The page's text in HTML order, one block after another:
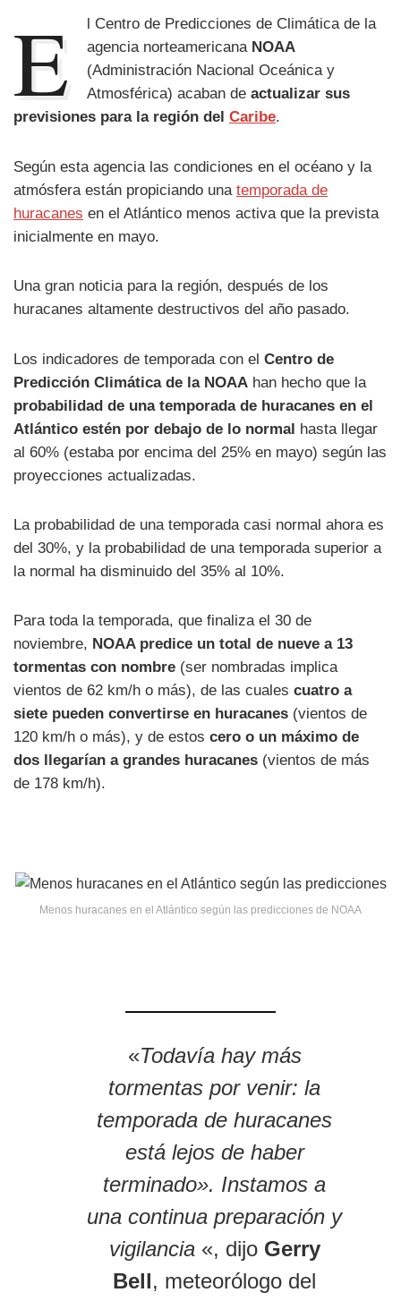
E
l Centro de Predicciones de Climática de la
agencia norteamericana NOAA
(Administración Nacional Oceánica y
Atmosférica) acaban deactualizar sus
previsiones para la región del Caribe.
Según esta agencia las condiciones en el océano y la
atmósfera están propiciando una temporada de
huracanes en el Atlántico menos activa que la prevista
inicialmente en mayo.
Una gran noticia para la región, después de los
huracanes altamente destructivos del año pasado.
Los indicadores de temporada con el Centro de
Predicción Climática de la NOAA han hecho que la
probabilidad de una temporada de huracanes en el
Atlántico estén por debajo de lo normal hasta llegar
al 60% (estaba por encima del 25% en mayo) según las
proyecciones actualizadas.
La probabilidad de una temporada casi normal ahora es
del 30%, y la probabilidad de una temporada superior a
la normal ha disminuido del 35% al ​​10%.
Para toda la temporada, que finaliza el 30 de
noviembre, NOAA predice un total de nueve a 13
tormentas con nombre (ser nombradas implica
vientos de 62 km/h o más), de las cuales cuatro a
siete pueden convertirse en huracanes (vientos de
120 km/h o más), y de estos cero o un máximo de
dos llegarían a grandes huracanes (vientos de más
de 178 km/h).
Menos huracanes en el Atlántico según las predicciones de NOAA
«Todavía hay más
tormentas por venir: la
temporada de huracanes
está lejos de haber
terminado». Instamos a
una continua preparación y
vigilancia «, dijo Gerry
Bell, meteorólogo del